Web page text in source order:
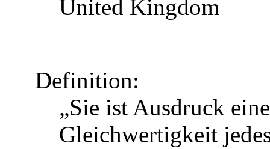
United Kingdom
Definition:
„Sie ist Ausdruck
Gleichwertigkeit